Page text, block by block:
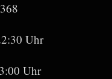
Uhr
Uhr